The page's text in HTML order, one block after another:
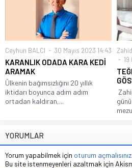
Ceyhun BALCI 30 Mayıs 2023 14:43
KARANLIK ODADA KARA KEDİ
ARAMAK
Ülkenin bağımsızlığını 20 yıllık
iktidarı boyunca adım adım
ortadan kaldıran,...
YORUMLAR
Yorum yapabilmek için oturum açmalısınız
Bu site istenmeyenleri azaltmak için